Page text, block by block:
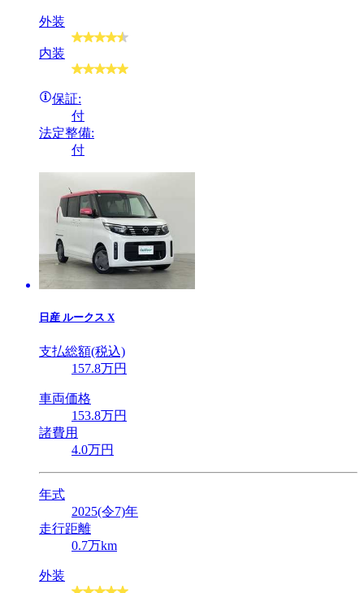
外装
内装
保証:
付
法定整備:
付
日産 ルークス X
支払総額(税込)
157.8万円
車両価格
153.8万円
諸費用
4.0万円
年式
2025(令7)年
走行距離
0.7万km
外装